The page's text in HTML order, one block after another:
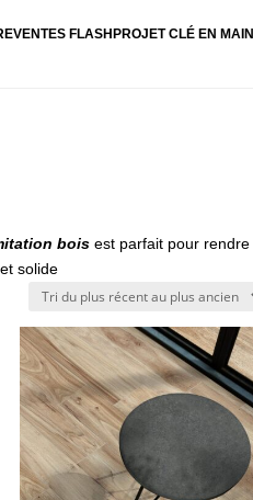
VENTES FLASH PROJET CLÉ EN MAIN
bois est parfait pour rendre
solide